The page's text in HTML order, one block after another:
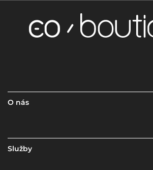
O nás
Služby